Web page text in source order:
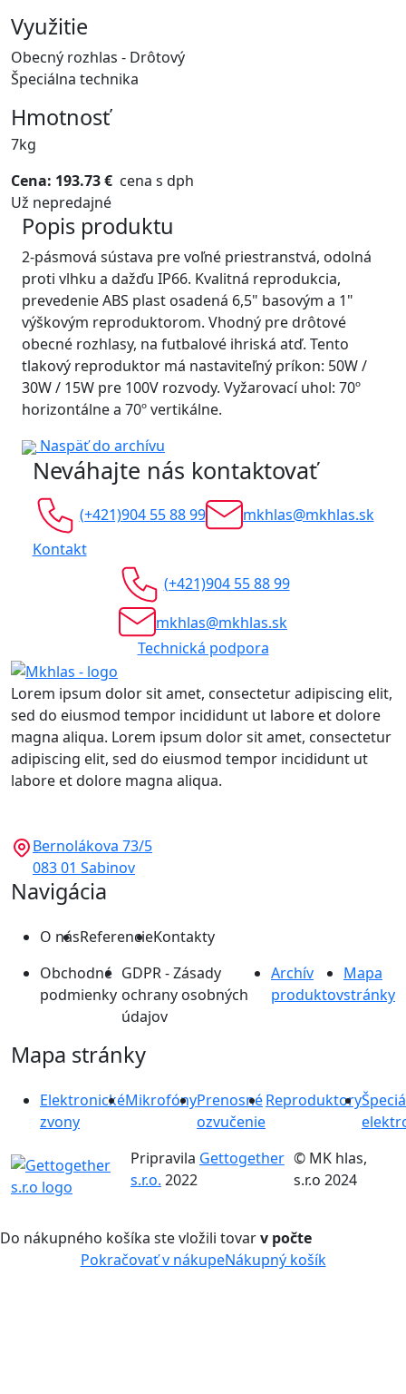
Využitie
Obecný rozhlas - Drôtový
Špeciálna technika
Hmotnosť
7kg
Cena: 193.73 € cena s dph
Už nepredajné
Popis produktu
2-pásmová sústava pre voľné priestranstvá, odolná
proti vlhku a dažďu IP66. Kvalitná reprodukcia,
prevedenie ABS plast osadená 6,5" basovým a 1"
výškovým reproduktorom. Vhodný pre drôtové
obecné rozhlasy, na futbalové ihriská atď. Tento
tlakový reproduktor má nastaviteľný príkon: 50W /
30W / 15W pre 100V rozvody. Vyžarovací uhol: 70º
horizontálne a 70º vertikálne.
Naspäť do archívu
Neváhajte nás kontaktovať
(+421)904 55 88 99
mkhlas@mkhlas.sk
Kontakt
(+421)904 55 88 99
mkhlas@mkhlas.sk
Technická podpora
Lorem ipsum dolor sit amet, consectetur adipiscing elit,
sed do eiusmod tempor incididunt ut labore et dolore
magna aliqua. Lorem ipsum dolor sit amet, consectetur
adipiscing elit, sed do eiusmod tempor incididunt ut
labore et dolore magna aliqua.
Bernolákova 73/5
083 01 Sabinov
Navigácia
O násReferencieKontakty
Obchodné
podmienky
GDPR - Zásady
ochrany osobných
údajov
Archív
produktov
Mapa
stránky
Mapa stránky
Elektronické
zvony
MikrofónyPrenosné
ozvučenie
Reproduktory
Pripravila Gettogether
s.r.o. 2022
© MK hlas,
s.r.o 2024
Do nákupného košíka ste vložili tovarv počte
Pokračovať v nákupeNákupný košík